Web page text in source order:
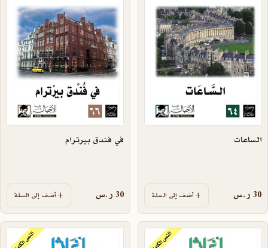
الساعات
30 ر.س أضف إلى السلة
في فندق بيرترام
30 ر.س أضف إلى السلة